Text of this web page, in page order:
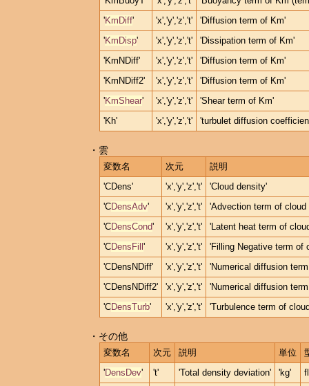
'KmDiff' 'x','y','z','t'
'Diffusion term of Km'
'KmDisp' 'x','y','z','t'
'Dissipation term of Km'
'KmNDiff'
'x','y','z','t'
'Diffusion term of Km'
'KmNDiff2'
'x','y','z','t'
'Diffusion term of Km'
'KmShear' 'x','y','z','t'
'Shear term of Km'
'Kh'
'x','y','z','t' 'turbulet diffusion
・雲
変数名 次元
説明
'CDens'
'x','y','z','t'
'Cloud density'
'CDensAdv' 'x','y','z','t'
'Advection term of cloud
'CDensCond' 'x','y','z','t'
'Latent heat term of
'CDensFill ' 'x','y','z','t'
'Filling Negative term of
'CDensNDiff'
'x','y','z','t'
'Numerical diffusion
'CDensNDiff2'
'x','y','z','t'
'Numerical diffusion
'CDensTurb' 'x','y','z','t' 'Turbulence term of
・その他
変数名 次元 説明 単位
'DensDev' 't' 'Total density deviation' 'kg'